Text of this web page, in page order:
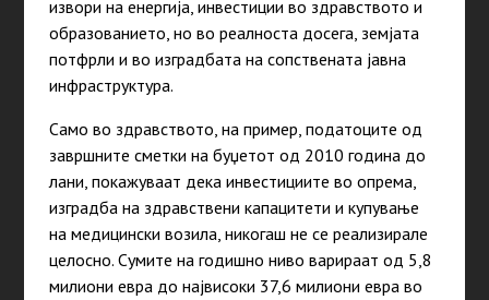
извори на енергија, инвестиции во здравството и
образованието, но во реалноста досега, земјата
потфрли и во изградбата на сопствената јавна
инфраструктура.
Само во здравството, на пример, податоците од
завршните сметки на буџетот од 2010 година до
лани, покажуваат дека инвестициите во опрема,
изградба на здравствени капацитети и купување
на медицински возила, никогаш не се реализирале
целосно. Сумите на годишно ниво варираат од 5,8
милиони евра до највисоки 37,6 милиони евра во